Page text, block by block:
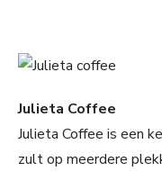
Julieta Coffee
Julieta Coffee is een
zult op meerdere